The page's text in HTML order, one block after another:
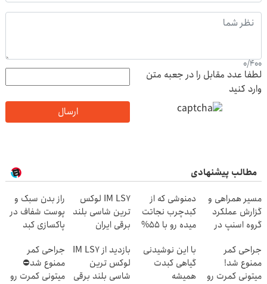
0/400
لطفا عدد مقابل را در جعبه متن
وارد کنید
ارسال
مطالب پیشنهادی
مسیر همراهی و
گزارش عملکرد
گروه اسنپ در
دمنوشی که از
کبدچرب نجاتت
میده رو با 55%
IM LS7 لوکس
ترین شاسی بلند
برقی ایران
راز بدن سبک و
پوست شفاف در
پاکسازی کبد
جراحی کمر
ممنوع شد!
میتونی کمرت رو
با این نوشیدنی
گیاهی کبدت
همیشه
بازدید از IM LS7
لوکس ترین
شاسی بلند برقی
جراحی کمر
ممنوع شد⛔
میتونی کمرت رو